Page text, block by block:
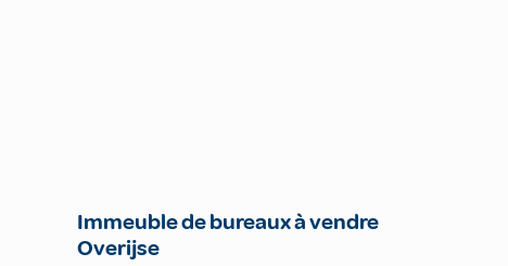
Immeuble de bureaux à vendre
Overijse